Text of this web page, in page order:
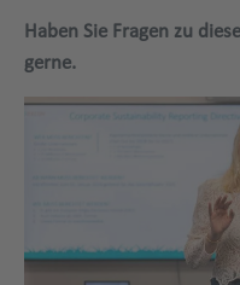
Haben Sie Fragen zu
gerne.